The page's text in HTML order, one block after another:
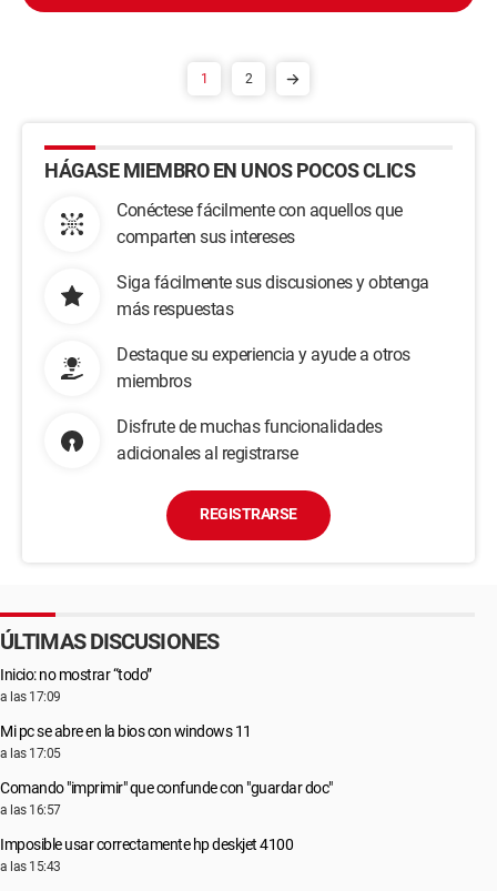
1 2
HÁGASE MIEMBRO EN UNOS POCOS CLICS
Conéctese fácilmente con aquellos que
comparten sus intereses
Siga fácilmente sus discusiones y obtenga
más respuestas
Destaque su experiencia y ayude a otros
miembros
Disfrute de muchas funcionalidades
adicionales al registrarse
REGISTRARSE
ÚLTIMAS DISCUSIONES
Inicio: no mostrar “todo”
a las 17:09
Mi pc se abre en la bios con windows 11
a las 17:05
Comando "imprimir" que confunde con "guardar doc"
a las 16:57
Imposible usar correctamente hp deskjet 4100
a las 15:43